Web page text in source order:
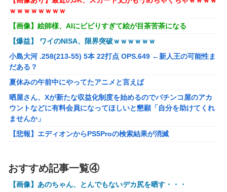
番組ｗｗｗｗ
【悲報】坂口杏里を家に住ませてあげた結果ｗｗｗｗ
【画像】女性、『大人のおもちゃ』を入れたままMRI検査を
受けた結果 →
「テイルズオブシンフォニア リマスター」発売日が2/16に
決定！最新の「発売日告知トレーラー」も公開！
実際『ゼルダ 時オカ』→『風タク』の時の空気感を知りた
い
昭和戦隊のロボデザイン、配信で追って見ると…
【画像】 キャミイの18万円の最新フィギュア、ガチで作り
【にじさんじ】委員長、Claude Codeまで手出してるん
か…『もう何でも作れそうやな』
ｗｗｗｗｗｗｗｗ
【画像】絵師様、AIにビビりすぎて絵が目茶苦茶になる
【爆益】 ワイのNISA、限界突破ｗｗｗｗｗｗ
小島大河 .258(213-55) 5本 22打点 OPS.649 ←新人王の可能性ま
だある？
夏休みの午前中にやってたアニメと言えば
晒屋さん、Xが新たな収益化制度を始めるのでパチンコ屋のアカ
ウントなどに有料会員になってほしいと懇願「自分を助けてくれ
ませんか」
【悲報】エディオンからPS5Proの検索結果が消滅
※ガンダム ガンキャノン ガンタンク ガン○○○ ←一番違和
感ないV作戦の4機目を考えた奴が優勝
おすすめ記事一覧④
【画像】あのちゃん、とんでもないデカ尻を晒す・・・